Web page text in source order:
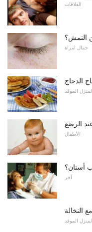
العلاقات
النمش؟
جمال امراة
الدجاج
الموقد
الرضع
الأطفال
أسنان؟
آخر
النخالة
الموقد